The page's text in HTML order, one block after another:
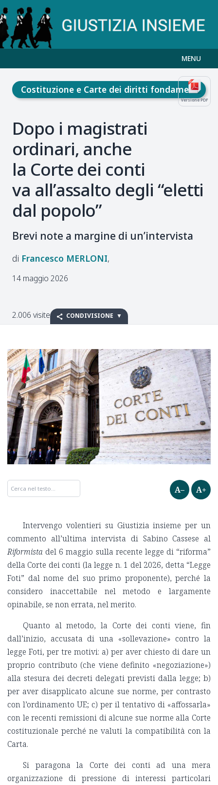
MENU
Versione PDF
Costituzione e Carte dei diritti fondamentali
Dopo i magistrati
ordinari, anche
la Corte dei conti
va all’assalto degli “eletti
dal popolo”
Brevi note a margine di un’intervista
Francesco MERLONI
14 maggio 2026
2.006 visite CONDIVISIONE
A– A+
Intervengo volentieri su Giustizia insieme per un
commento all’ultima intervista di Sabino Cassese al
Riformista del 6 maggio sulla recente legge di “riforma”
della Corte dei conti (la legge n. 1 del 2026, detta “Legge
Foti” dal nome del suo primo proponente), perché la
considero inaccettabile nel metodo e largamente
opinabile, se non errata, nel merito.
Quanto al metodo, la Corte dei conti viene, fin
dall’inizio, accusata di una «sollevazione» contro la
legge Foti, per tre motivi: a) per aver chiesto di dare un
proprio contributo (che viene definito «negoziazione»)
alla stesura dei decreti delegati previsti dalla legge; b)
per aver disapplicato alcune sue norme, per contrasto
con l’ordinamento UE; c) per il tentativo di «affossarla»
con le recenti remissioni di alcune sue norme alla Corte
costituzionale perché ne valuti la compatibilità con la
Carta.
Si paragona la Corte dei conti ad una mera
organizzazione di pressione di interessi particolari